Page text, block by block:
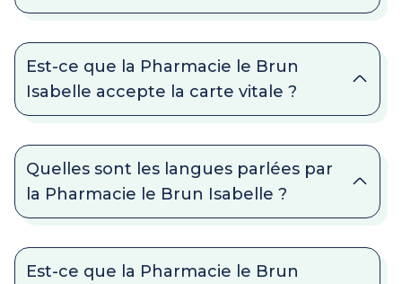
Est-ce que la Pharmacie le Brun
Isabelle accepte la carte vitale ?
Quelles sont les langues parlées par
la Pharmacie le Brun Isabelle ?
Est-ce que la Pharmacie le Brun